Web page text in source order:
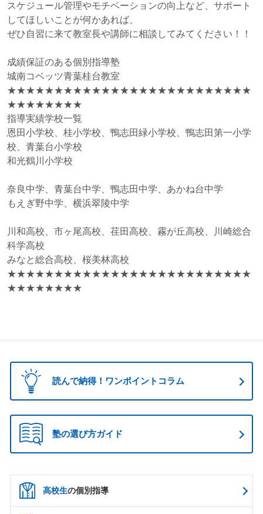
スケジュール管理やモチベーションの向上など、サポート
してほしいことが何かあれば、
ぜひ自習に来て教室長や講師に相談してみてください！！
成績保証のある個別指導塾
城南コベッツ青葉桂台教室
★★★★★★★★★★★★★★★★★★★★★★★★★★
★★★★★★★★
指導実績学校一覧
恩田小学校、桂小学校、鴨志田緑小学校、鴨志田第一小学
校、青葉台小学校
和光鶴川小学校
奈良中学、青葉台中学、鴨志田中学、あかね台中学
もえぎ野中学、横浜翠陵中学
川和高校、市ヶ尾高校、荏田高校、霧が丘高校、川崎総合
科学高校
みなと総合高校、桜美林高校
★★★★★★★★★★★★★★★★★★★★★★★★★★
★★★★★★★★
読んで納得！ワンポイントコラム
塾の選び方ガイド
高校生の個別指導